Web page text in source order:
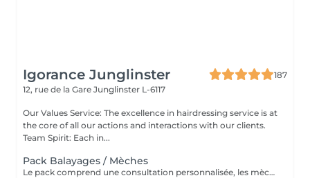
Igorance Junglinster
187
12, rue de la Gare Junglinster L-6117
Our Values Service: The excellence in hairdressing service is at
the core of all our actions and interactions with our clients.
Team Spirit: Each in...
Pack Balayages / Mèches
Le pack comprend une consultation personnalisée, les mèches avec les produits LOREAL PROFESSIONNEL, shampooing et conditionneur spécifiques REDKEN, le séchage et les produits de styling REDKEN. Option Coupe : la coupe IGORANCE, ( finition sur cheveux sec), le séchage et les produits de styling REDKEN. * Tarifs à titre indicatifs à confirmer après la consultation personnalisée établit auprès de votre coiffeur/stylist/spécialiste * La direction se réserve le droit d’apporter des modifications pour le bon fonctionnement du salon